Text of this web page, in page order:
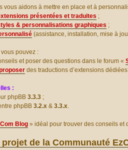
vous aidons à mettre en place et à
présentées et traduites ;
& personnalisations graphiques ;
(assistance, installation, mise à
pouvez :
et poser des questions dans le forum «
des traductions d’extensions
:
phpBB 3.3.3 ;
phpBB 3.2.x & 3.3.x.
Blog » idéal pour trouver des conseils et
projet de la Communauté